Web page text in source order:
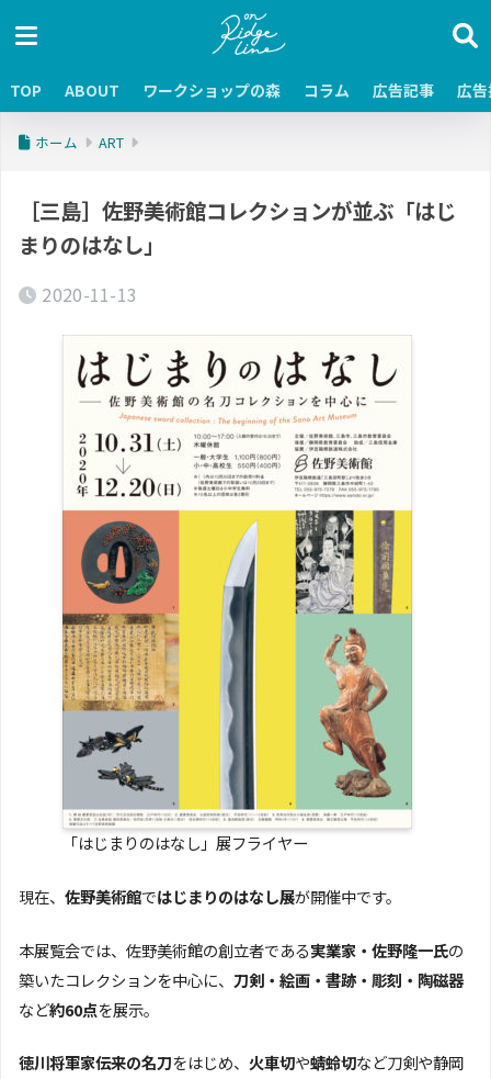
TOP ABOUT ワークショップの森 コラム 広告記事 広
ホーム ART
［三島］佐野美術館コレクションが並ぶ「はじ
まりのはなし」
2020-11-13
「はじまりのはなし」展フライヤー
現在、 佐野美術館ではじまりのはなし展が開催中です。
本展覧会では、佐野美術館の創立者である実業家・佐野隆一氏の
築いたコレクションを中心に、 刀剣・絵画・書跡・彫刻・陶磁器
など約60点を展示。
徳川将軍家伝来の名刀をはじめ、 火車切や蜻蛉切など刀剣や静岡